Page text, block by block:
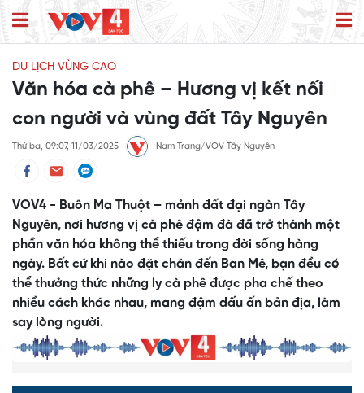
DU LỊCH VÙNG CAO
Văn hóa cà phê – Hương vị kết nối
con người và vùng đất Tây Nguyên
Thứ ba, 09:07, 11/03/2025 Nam Trang/VOV Tây Nguyên
VOV4 - Buôn Ma Thuột – mảnh đất đại ngàn Tây
Nguyên, nơi hương vị cà phê đậm đà đã trở thành một
phần văn hóa không thể thiếu trong đời sống hàng
ngày. Bất cứ khi nào đặt chân đến Ban Mê, bạn đều có
thể thưởng thức những ly cà phê được pha chế theo
nhiều cách khác nhau, mang đậm dấu ấn bản địa, làm
say lòng người.